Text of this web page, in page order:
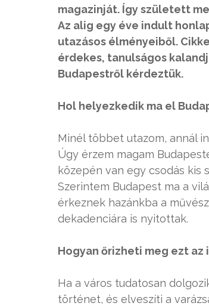
magazinját. Így született
Az alig egy éve indult
utazásos élményeiből.
érdekes, tanulságos
Budapestről kérdeztük.
Hol helyezkedik ma el
Minél többet utazom, annál
Úgy érzem magam
közepén van egy csodás kis
Szerintem Budapest ma a
érkeznek hazánkba a
dekadenciára is nyitottak.
Hogyan őrizheti meg ezt
Ha a város tudatosan
történet, és elveszíti a